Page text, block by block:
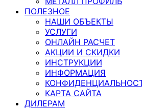
ПОЛЕЗНОЕ
НАШИ ОБЪЕКТЫ
УСЛУГИ
ОНЛАЙН РАСЧЕТ
АКЦИИ И СКИДКИ
ИНСТРУКЦИИ
ИНФОРМАЦИЯ
КАРТА САЙТА
ДИЛЕРАМ